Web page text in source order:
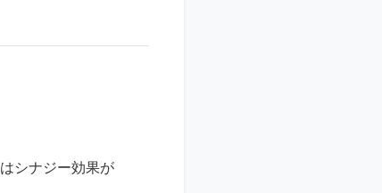
シナジー効果が